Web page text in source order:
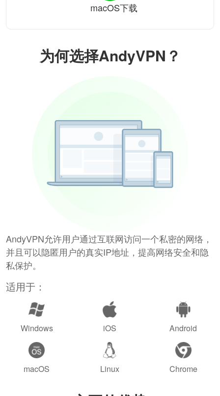
为何选择AndyVPN？
AndyVPN允许用户通过互联网访问一个私密的网络，
并且可以隐匿用户的真实IP地址，提高网络安全和隐
私保护。
适用于：
Windows iOS Android
macOS Linux Chrome
macOS下载